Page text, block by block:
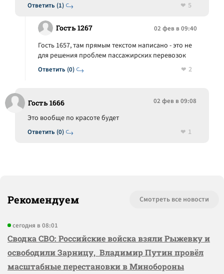
Ответить (1)
5
Гость 1267 02 фев в 09:40
Ответить (0)
Гость 1657, там прямым текстом написано - это не
для решения проблем пассажирских перевозок
2
Гость 1666 02 фев в 09:08
Ответить (0)
Это вообще по красоте будет
1
Рекомендуем Смотреть все новости
сегодня в 08:01
Сводка СВО: Российские войска взяли Рыжевку и
освободили Зарницу, Владимир Путин провёл
масштабные перестановки в Минобороны